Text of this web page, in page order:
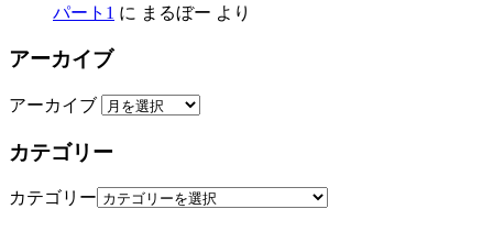
パート1 に まるぼー より
アーカイブ
アーカイブ
カテゴリー
カテゴリー